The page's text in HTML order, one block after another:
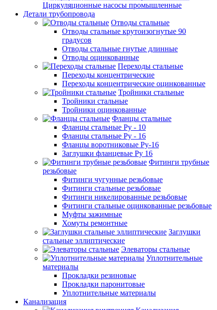
Циркуляционные насосы промышленные
Детали трубопровода
Отводы стальные
Отводы стальные крутоизогнутые 90
градусов
Отводы стальные гнутые длинные
Отводы оцинкованные
Переходы стальные
Переходы концентрические
Переходы концентрические оцинкованные
Тройники стальные
Тройники стальные
Тройники оцинкованные
Фланцы стальные
Фланцы стальные Ру - 10
Фланцы стальные Ру - 16
Фланцы воротниковые Ру-16
Заглушки фланцевые Ру 16
Фитинги трубные
резьбовые
Фитинги чугунные резьбовые
Фитинги стальные резьбовые
Фитинги никелированные резьбовые
Фитинги стальные оцинкованные резьбовые
Муфты зажимные
Хомуты ремонтные
Заглушки
стальные эллиптические
Элеваторы стальные
Уплотнительные
материалы
Прокладки резиновые
Прокладки паронитовые
Уплотнительные материалы
Канализация